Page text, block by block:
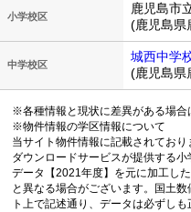
小学校区
鹿児島市
(鹿児島県
中学校区
城西中学
(鹿児島県
※各種情報と現状に差異がある場合
※物件情報の学区情報について
当サイト物件情報に記載されてお
ダウンロードサービスが提供する
データ【2021年度】を元に加工し
と異なる場合がございます。国土
ト上で記述通り、データは必ずし